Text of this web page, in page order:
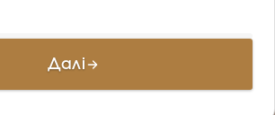
Далі